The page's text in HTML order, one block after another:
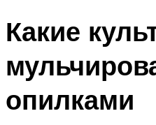
Какие
опилками